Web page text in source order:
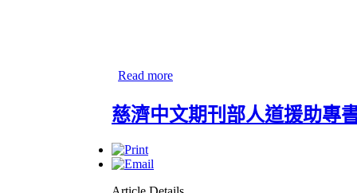
Read more
慈濟中文期刊部人道援助專